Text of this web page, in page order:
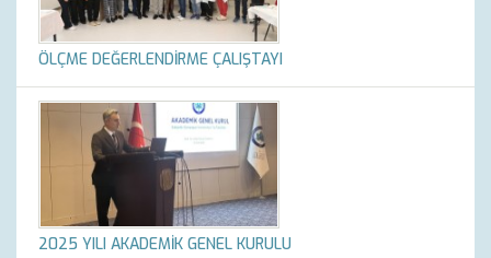
ÖLÇME DEĞERLENDİRME ÇALIŞTAYI
2025 YILI AKADEMİK GENEL KURULU